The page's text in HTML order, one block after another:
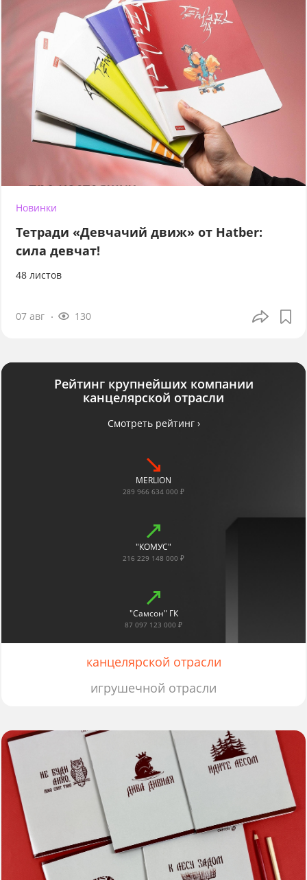
Новинки
Тетради «Девчачий движ» от Hatber:
сила девчат!
48 листов
07 авг 130
Рейтинг крупнейших компании
канцелярской отрасли
Смотреть рейтинг ›
MERLION
289 966 634 000 ₽
"КОМУС"
216 229 148 000 ₽
"Самсон" ГК
87 097 123 000 ₽
канцелярской отрасли
игрушечной отрасли